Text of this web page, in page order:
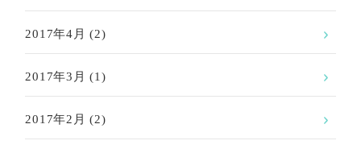
2017年4月 (2)
2017年3月 (1)
2017年2月 (2)